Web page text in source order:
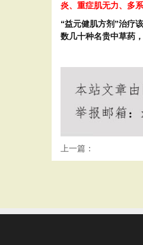
炎、重症肌无力、多
“益元健肌方剂”治疗
数几十种名贵中草药
上一篇：